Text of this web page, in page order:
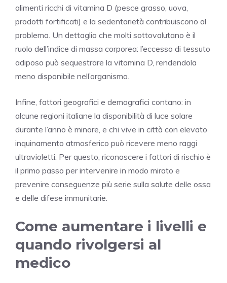
alimenti ricchi di vitamina D (pesce grasso, uova,
prodotti fortificati) e la sedentarietà contribuiscono al
problema. Un dettaglio che molti sottovalutano è il
ruolo dell’indice di massa corporea: l’eccesso di tessuto
adiposo può sequestrare la vitamina D, rendendola
meno disponibile nell’organismo.
Infine, fattori geografici e demografici contano: in
alcune regioni italiane la disponibilità di luce solare
durante l’anno è minore, e chi vive in città con elevato
inquinamento atmosferico può ricevere meno raggi
ultravioletti. Per questo, riconoscere i fattori di rischio è
il primo passo per intervenire in modo mirato e
prevenire conseguenze più serie sulla salute delle ossa
e delle difese immunitarie.
Come aumentare i livelli e
quando rivolgersi al
medico